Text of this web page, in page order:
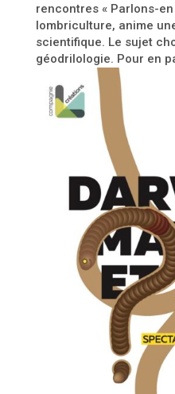
rencontres « Parlons-
lombriculture, anime
scientifique. Le sujet
géodrilologie. Pour en